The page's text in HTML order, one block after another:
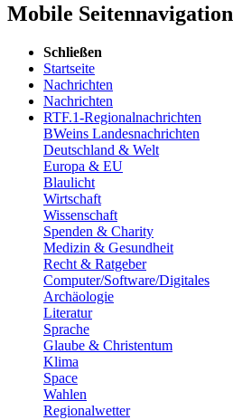
Mobile Seitennavigation
Schließen
Startseite
Nachrichten
Nachrichten
RTF.1-Regionalnachrichten
BWeins Landesnachrichten
Deutschland & Welt
Europa & EU
Blaulicht
Wirtschaft
Wissenschaft
Spenden & Charity
Medizin & Gesundheit
Recht & Ratgeber
Computer/Software/Digitales
Archäologie
Literatur
Sprache
Glaube & Christentum
Klima
Space
Wahlen
Regionalwetter